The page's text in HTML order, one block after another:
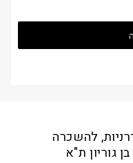
מודרניות, להשכרה
גוריון ת"א